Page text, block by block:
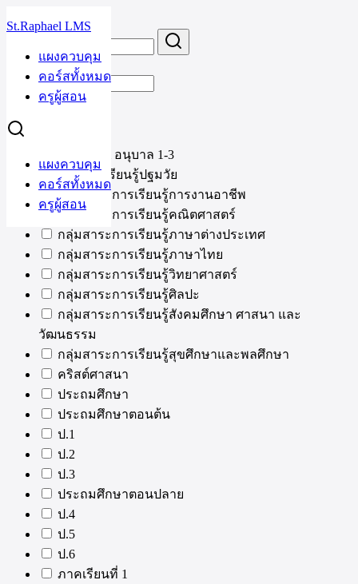
to
St.Raphael LMS
แผงควบคุม
คอร์สทั้งหมด
ครูผู้สอน
แผงควบคุม
คอร์สทั้งหมด
ครูผู้สอน
Search
หมวดหมู่
Nursery & อนุบาล 1-3
กลุ่มการเรียนรู้ปฐมวัย
กลุ่มสาระการเรียนรู้การงานอาชีพ
กลุ่มสาระการเรียนรู้คณิตศาสตร์
กลุ่มสาระการเรียนรู้ภาษาต่างประเทศ
กลุ่มสาระการเรียนรู้ภาษาไทย
กลุ่มสาระการเรียนรู้วิทยาศาสตร์
กลุ่มสาระการเรียนรู้ศิลปะ
กลุ่มสาระการเรียนรู้สังคมศึกษา ศาสนา และ
วัฒนธรรม
กลุ่มสาระการเรียนรู้สุขศึกษาและพลศึกษา
คริสต์ศาสนา
ประถมศึกษา
ประถมศึกษาตอนต้น
ป.1
ป.2
ป.3
ประถมศึกษาตอนปลาย
ป.4
ป.5
ป.6
ภาคเรียนที่ 1